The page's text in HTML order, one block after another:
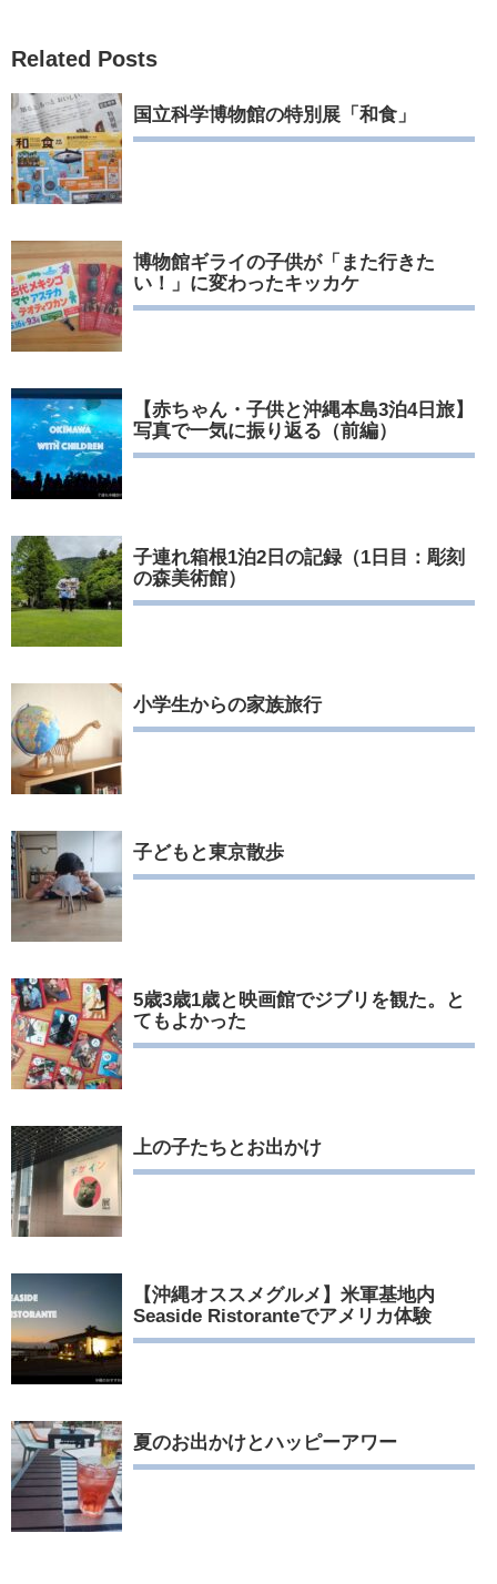
Related Posts
国立科学博物館の特別展「和食」
博物館ギライの子供が「また行きた
い！」に変わったキッカケ
【赤ちゃん・子供と沖縄本島3泊4日旅】
写真で一気に振り返る（前編）
子連れ箱根1泊2日の記録（1日目：彫刻
の森美術館）
小学生からの家族旅行
子どもと東京散歩
5歳3歳1歳と映画館でジブリを観た。と
てもよかった
上の子たちとお出かけ
【沖縄オススメグルメ】米軍基地内
Seaside Ristoranteでアメリカ体験
夏のお出かけとハッピーアワー